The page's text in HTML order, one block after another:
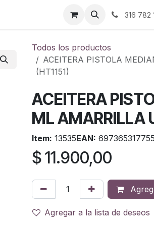
316 782
Todos los productos
ACEITERA PISTOLA
(HT1151)
ACEITERA
ML AMARRILLA
Item: 13535EAN:
$11.900,00
Agregar a la lista de deseos